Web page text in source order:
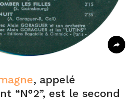
, appelé
“N°2”, est le second